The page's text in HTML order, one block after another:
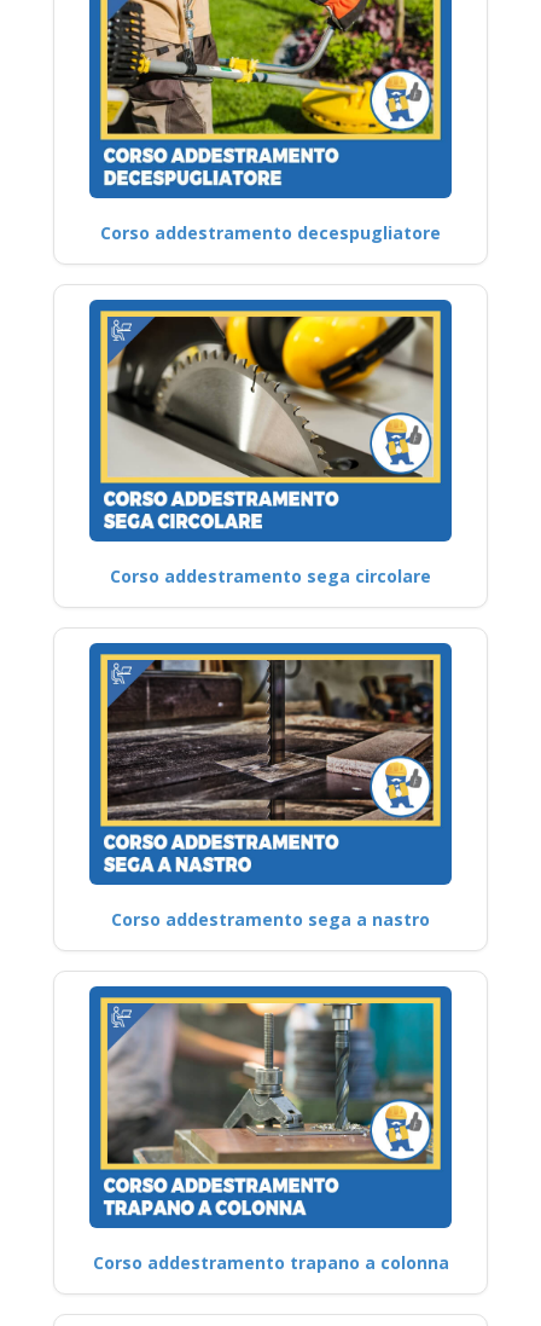
Corso addestramento decespugliatore
Corso addestramento sega circolare
Corso addestramento sega a nastro
Corso addestramento trapano a colonna